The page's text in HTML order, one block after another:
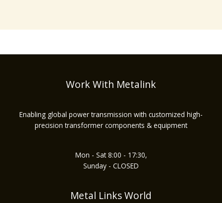
Work With Metalink
Enabling global power transmission with customized high-
precision transformer components & equipment
Mon - Sat 8:00 - 17:30,
Sunday - CLOSED
Metal Links World